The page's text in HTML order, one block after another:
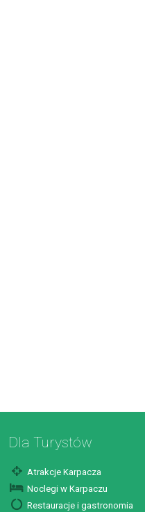
Dla Turystów
Atrakcje Karpacza
Noclegi w Karpaczu
Restauracje i gastronomia